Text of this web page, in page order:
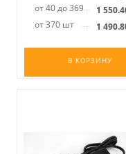
от 40 до 369 шт1
от 370 шт
1
В КОРЗИНУ